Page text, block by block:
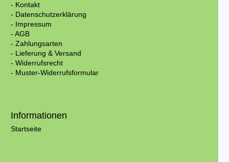
- Kontakt
- Datenschutzerklärung
- Impressum
- AGB
- Zahlungsarten
- Lieferung & Versand
- Widerrufsrecht
- Muster-Widerrufsformular
Informationen
Startseite